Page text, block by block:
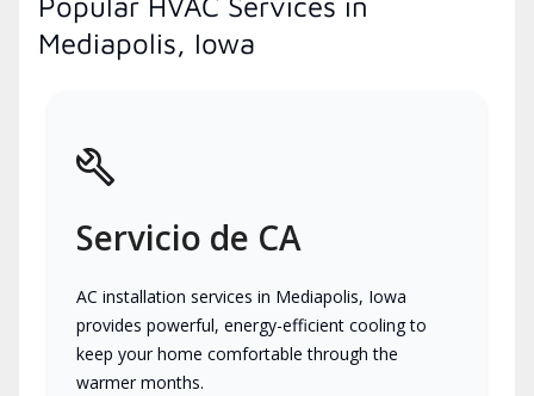
Mediapolis, Iowa
Servicio de CA
AC installation services in Mediapolis, Iowa
provides powerful, energy-efficient cooling to
keep your home comfortable through the
warmer months.